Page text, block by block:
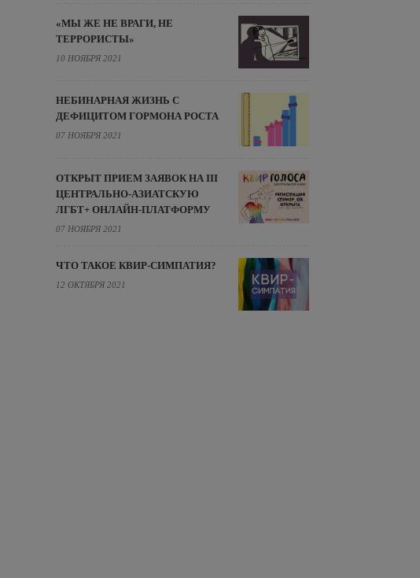
«МЫ ЖЕ НЕ ВРАГИ, НЕ
ТЕРРОРИСТЫ»
10 НОЯБРЯ 2021
НЕБИНАРНАЯ ЖИЗНЬ С
ДЕФИЦИТОМ ГОРМОНА РОСТА
07 НОЯБРЯ 2021
ОТКРЫТ ПРИЕМ ЗАЯВОК НА III
ЦЕНТРАЛЬНО-АЗИАТСКУЮ
ЛГБТ+ ОНЛАЙН-ПЛАТФОРМУ
07 НОЯБРЯ 2021
ЧТО ТАКОЕ КВИР-СИМПАТИЯ?
12 ОКТЯБРЯ 2021